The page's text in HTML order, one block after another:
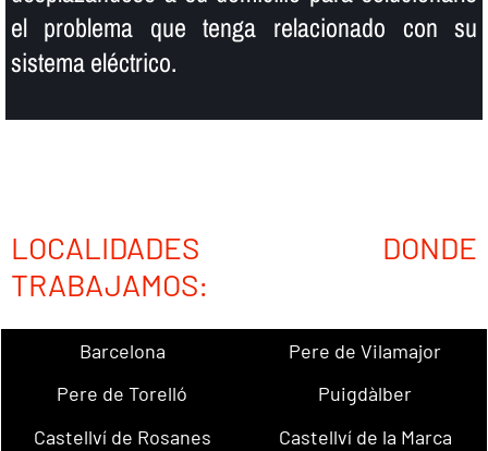
el problema que tenga relacionado con su
sistema eléctrico.
LOCALIDADES DONDE
TRABAJAMOS:
Barcelona
Pere de Vilamajor
Pere de Torelló
Puigdàlber
Castellví de Rosanes
Castellví de la Marca